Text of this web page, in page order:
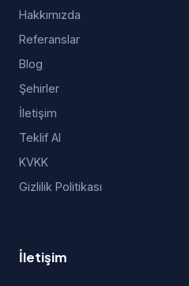
Hakkımızda
Referanslar
Blog
Şehirler
İletişim
Teklif Al
KVKK
Gizlilik Politikası
İletişim